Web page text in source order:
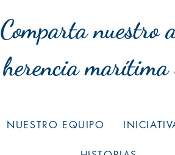
Comparta nuestro
herencia
NUESTRO EQUIPO